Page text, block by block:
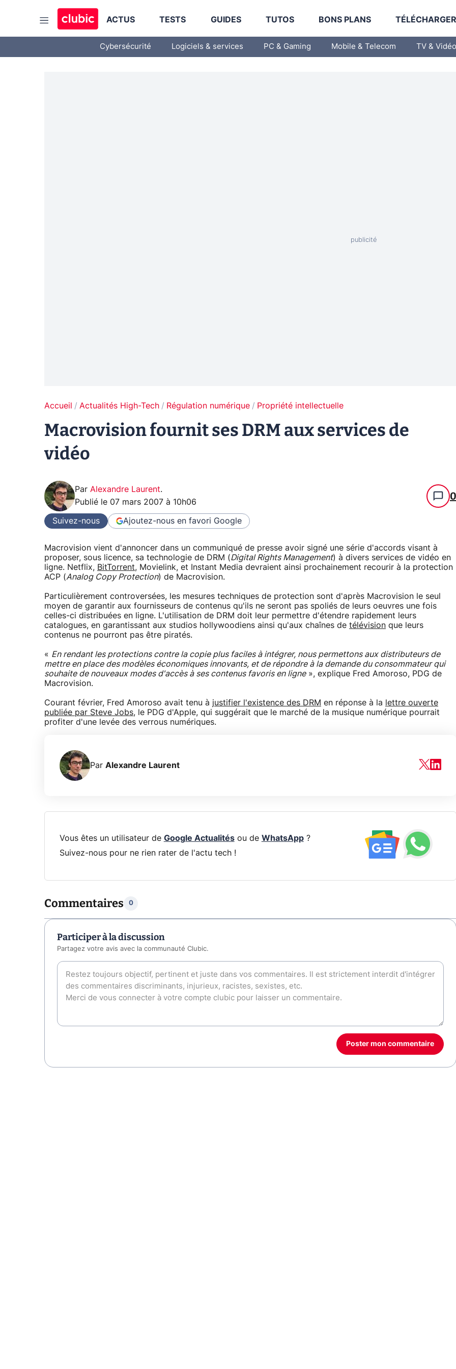
ACTUS TESTS GUIDES TUTOS BONS PLANS
Cybersécurité Logiciels & services PC & Gaming Mobile & Telecom TV & Vidéo
Accueil Actualités High-Tech Régulation numérique Propriété intellectuelle
Macrovision fournit ses DRM aux services de
vidéo
Par Alexandre Laurent.
Publié le 07 mars 2007 à 10h06 0
Suivez-nous Ajoutez-nous en favori Google
Macrovision vient d'annoncer dans un communiqué de presse avoir signé une série d'accords visant à
proposer, sous licence, sa technologie de DRM (Digital Rights Management) à divers services de vidéo en
ligne. Netflix, BitTorrent, Movielink, et Instant Media devraient ainsi prochainement recourir à la protection
ACP (Analog Copy Protection) de Macrovision.
Particulièrement controversées, les mesures techniques de protection sont d'après Macrovision le seul
moyen de garantir aux fournisseurs de contenus qu'ils ne seront pas spoliés de leurs oeuvres une fois
celles-ci distribuées en ligne. L'utilisation de DRM doit leur permettre d'étendre rapidement leurs
catalogues, en garantissant aux studios hollywoodiens ainsi qu'aux chaînes de télévision que leurs
contenus ne pourront pas être piratés.
« En rendant les protections contre la copie plus faciles à intégrer, nous permettons aux distributeurs de
mettre en place des modèles économiques innovants, et de répondre à la demande du consommateur qui
souhaite de nouveaux modes d'accès à ses contenus favoris en ligne», explique Fred Amoroso, PDG de
Macrovision.
Courant février, Fred Amoroso avait tenu à justifier l'existence des DRM en réponse à la
lettre ouverte
publiée par Steve Jobs, le PDG d'Apple, qui suggérait que le marché de la musique numérique pourrait
profiter d'une levée des verrous numériques.
Par Alexandre Laurent
Vous êtes un utilisateur de Google Actualitésou de WhatsApp?
Suivez-nous pour ne rien rater de l'actu tech !
Commentaires 0
Participer à la discussion
Partagez votre avis avec la communauté Clubic.
Poster mon commentaire